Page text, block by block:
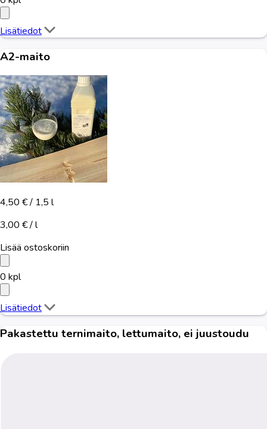
Lisätiedot
A2-maito
4,50 €/ 1,5 l
3,00 € / l
Lisää ostoskoriin
0 kpl
Lisätiedot
Pakastettu ternimaito, lettumaito, ei juustoudu